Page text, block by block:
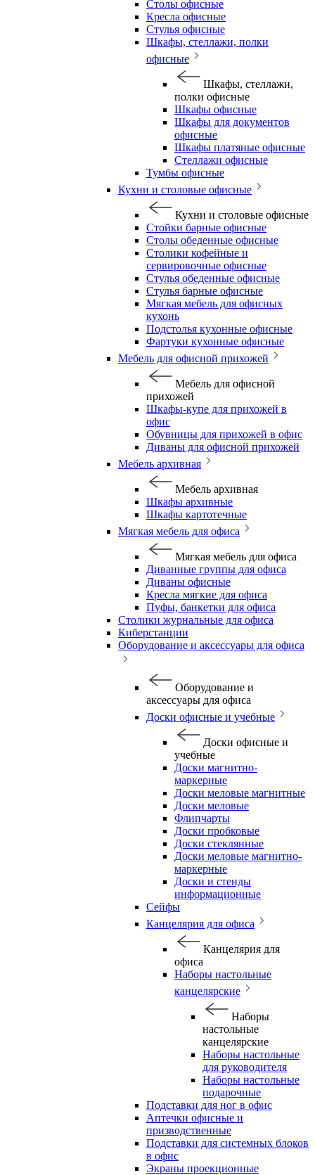
Столы офисные
Кресла офисные
Стулья офисные
Шкафы, стеллажи, полки
офисные
Шкафы, стеллажи,
полки офисные
Шкафы офисные
Шкафы для документов
офисные
Шкафы платяные офисные
Стеллажи офисные
Тумбы офисные
Кухни и столовые офисные
Кухни и столовые офисные
Стойки барные офисные
Столы обеденные офисные
Столики кофейные и
сервировочные офисные
Стулья обеденные офисные
Стулья барные офисные
Мягкая мебель для офисных
кухонь
Подстолья кухонные офисные
Фартуки кухонные офисные
Мебель для офисной прихожей
Мебель для офисной
прихожей
Шкафы-купе для прихожей в
офис
Обувницы для прихожей в офис
Диваны для офисной прихожей
Мебель архивная
Мебель архивная
Шкафы архивные
Шкафы картотечные
Мягкая мебель для офиса
Мягкая мебель для офиса
Диванные группы для офиса
Диваны офисные
Кресла мягкие для офиса
Пуфы, банкетки для офиса
Столики журнальные для офиса
Киберстанции
Оборудование и аксессуары для офиса
Оборудование и
аксессуары для офиса
Доски офисные и учебные
Доски офисные и
учебные
Доски магнитно-
маркерные
Доски меловые магнитные
Доски меловые
Флипчарты
Доски пробковые
Доски стеклянные
Доски меловые магнитно-
маркерные
Доски и стенды
информационные
Сейфы
Канцелярия для офиса
Канцелярия для
офиса
Наборы настольные
канцелярские
Наборы
настольные
канцелярские
Наборы настольные
для руководителя
Наборы настольные
подарочные
Подставки для ног в офис
Аптечки офисные и
призводственные
Подставки для системных блоков
в офис
Экраны проекционные